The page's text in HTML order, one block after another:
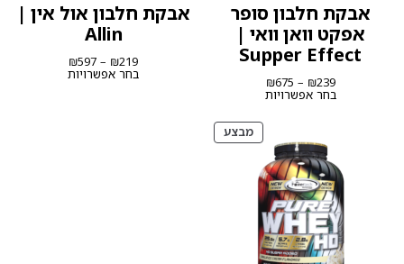
אבקת חלבון סופר
אפקט וואן וואי |
Supper Effect
₪239
–
₪675
מחירים:
עד
בחר אפשרויות
אבקת חלבון אול אין |
Allin
₪219
–
₪597 טווח
מחירים:בחר אפשרויות
מבצעמוצרים
במבצע